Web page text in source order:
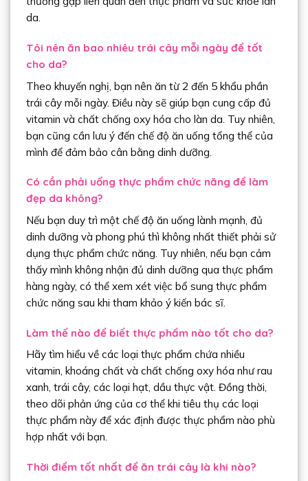
da.
Tôi nên ăn bao nhiêu trái cây mỗi ngày để tốt
cho da?
Theo khuyến nghị, bạn nên ăn từ 2 đến 5 khẩu phần
trái cây mỗi ngày. Điều này sẽ giúp bạn cung cấp đủ
vitamin và chất chống oxy hóa cho làn da. Tuy nhiên,
bạn cũng cần lưu ý đến chế độ ăn uống tổng thể của
mình để đảm bảo cân bằng dinh dưỡng.
Có cần phải uống thực phẩm chức năng để làm
đẹp da không?
Nếu bạn duy trì một chế độ ăn uống lành mạnh, đủ
dinh dưỡng và phong phú thì không nhất thiết phải sử
dụng thực phẩm chức năng. Tuy nhiên, nếu bạn cảm
thấy mình không nhận đủ dinh dưỡng qua thực phẩm
hàng ngày, có thể xem xét việc bổ sung thực phẩm
chức năng sau khi tham khảo ý kiến bác sĩ.
Làm thế nào để biết thực phẩm nào tốt cho da?
Hãy tìm hiểu về các loại thực phẩm chứa nhiều
vitamin, khoáng chất và chất chống oxy hóa như rau
xanh, trái cây, các loại hạt, dầu thực vật. Đồng thời,
theo dõi phản ứng của cơ thể khi tiêu thụ các loại
thực phẩm này để xác định được thực phẩm nào phù
hợp nhất với bạn.
Thời điểm tốt nhất để ăn trái cây là khi nào?